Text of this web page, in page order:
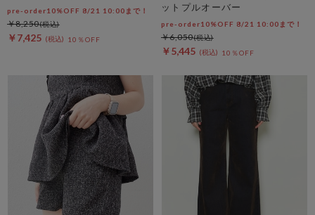
pre-order10%OFF 8/21 10:00まで！
￥7,425 10％OFF
￥8,250
ットプルオーバー
pre-order10%OFF 8/21 10:00まで！
￥5,445 10％OFF
￥6,050